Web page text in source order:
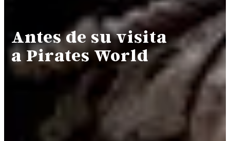
Antes de su visita
a Pirates World